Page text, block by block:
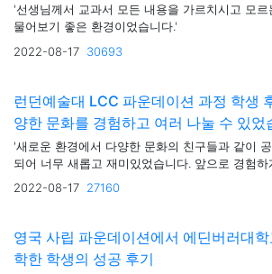
'선생님께서 교과서 모든 내용을 가르치시고 모르
물어보기 좋은 환경이었습니다.'
2022-08-17 30693
런던예술대 LCC 파운데이션 과정 학생
양한 문화를 경험하고 여러 나눌 수 있었
'새로운 환경에서 다양한 문화의 친구들과 같이
되어 너무 새롭고 재미있었습니다. 앞으로 경험하
BA(학사) 코스가 무척 기대됩니다.'
2022-08-17 27160
영국 사립 파운데이션에서 에딘버러대학
학한 학생의 성공 후기